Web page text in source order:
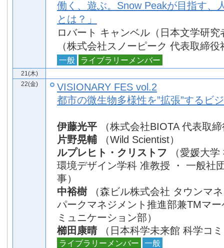
働く、遊ぶ。Snow Peakが目指す、
とは？」
ロバート キャンベル（日本文学研
（株式会社スノーピーク 代表取締役
一般 ライブラリーメンバー
21(木)
22(金)
VISIONARY FES vol.2
都市の微生物多様性を”拡張”するビ
伊藤光平 （株式会社BIOTA 代表取
片野晃輔 （Wild Scientist）
ルプレヒト・クリストフ （愛媛大
環境デザイン学科 准教授 ・ 一般社
事）
中裕樹（森ビル株式会社 タウンマ
パークマネジメント推進部兼TMマ
ミュニケーション部）
櫛田康晴（日本科学未来館 科学コ
ライブラリーメンバー 一般